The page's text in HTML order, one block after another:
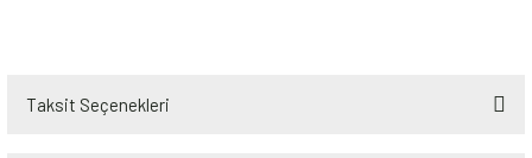
Taksit Seçenekleri